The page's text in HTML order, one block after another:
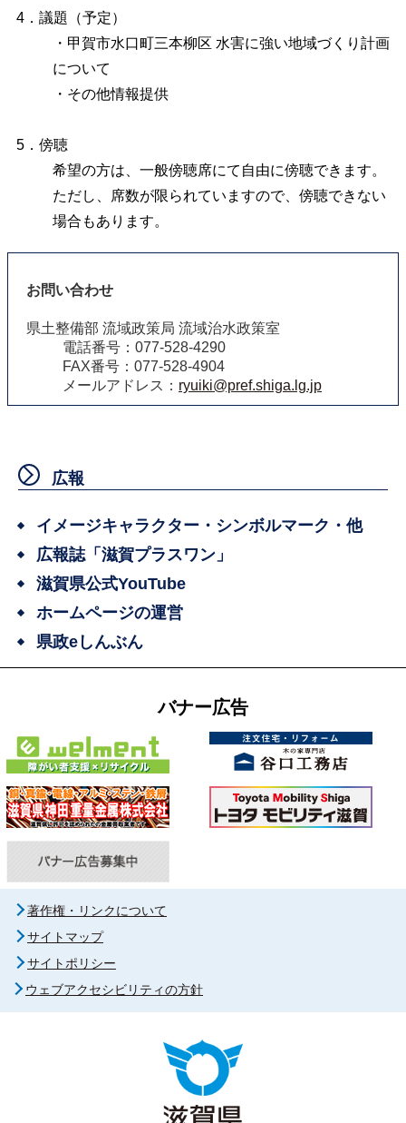
4．議題（予定）
・甲賀市水口町三本柳区 水害に強い地域づくり計画
について
・その他情報提供
5．傍聴
希望の方は、一般傍聴席にて自由に傍聴できます。
ただし、席数が限られていますので、傍聴できない
場合もあります。
お問い合わせ
県土整備部 流域政策局 流域治水政策室
電話番号：077-528-4290
FAX番号：077-528-4904
メールアドレス： ryuiki@pref.shiga.lg.jp
広報
イメージキャラクター・シンボルマーク・他
広報誌「滋賀プラスワン」
滋賀県公式YouTube
ホームページの運営
県政eしんぶん
バナー広告
著作権・リンクについて
サイトマップ
サイトポリシー
ウェブアクセシビリティの方針